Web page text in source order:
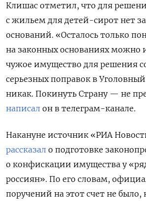
Клишас отметил, что для
с жильем для детей-сирот нет
оснований. «Осталось только
на законных основаниях можно
чужое имущество для решения
серьезных поправок в
никак. Покинуть Страну — не
написал он в телеграм-канале.
Накануне источник «РИА
рассказал о подготовке
о конфискации имущества у
россиян». По его словам,
поручений на этот счет не было,